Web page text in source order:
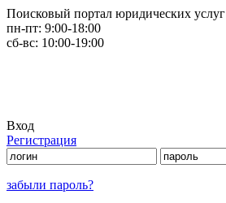
Поисковый портал юридических услуг
пн-пт: 9:00-18:00
сб-вс: 10:00-19:00
Вход
Регистрация
забыли пароль?